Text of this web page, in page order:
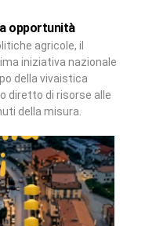
opportunità
agricole, il
iniziativa nazionale
della vivaistica
diretto di risorse alle
della misura.